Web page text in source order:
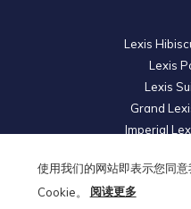
使用我们的网站即表示您同
Cookie。
阅读更多
Lexis
Lexis
Lexis
Grand
Imperial
Royal